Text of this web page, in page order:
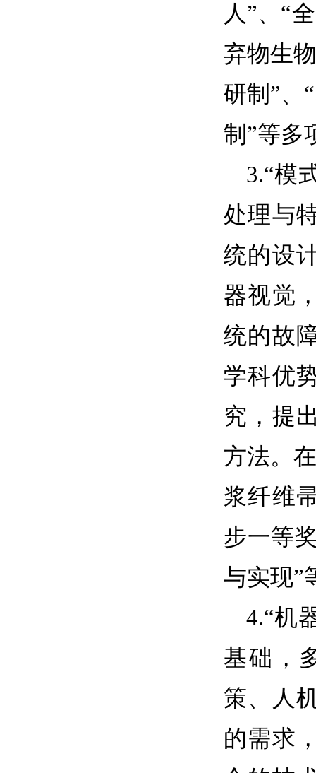
人”、“
弃物生
研制”、
制”等多
3.“模
处理与
统的设
器视觉
统的故
学科优
究，提
方法。
浆纤维
步一等
与实现”
4.“机
基础，
策、人
的需求